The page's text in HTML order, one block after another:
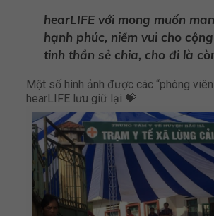
hearLIFE với mong muốn
hạnh phúc, niềm vui cho
tinh thần sẻ chia, cho đi là
Một số hình ảnh được các “phóng
hearLIFE lưu giữ lại 💝